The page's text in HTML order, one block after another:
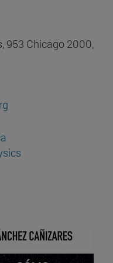
953 Chicago 2000,